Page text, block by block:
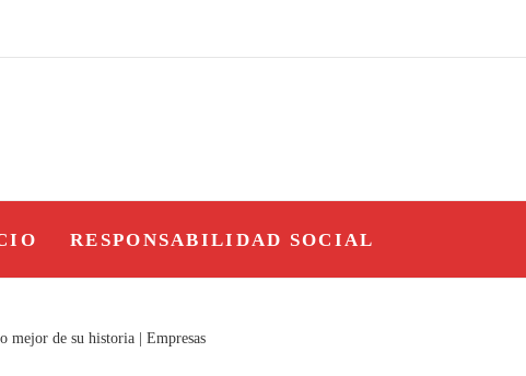
RESPONSABILIDAD SOCIAL
mejor de su historia | Empresas